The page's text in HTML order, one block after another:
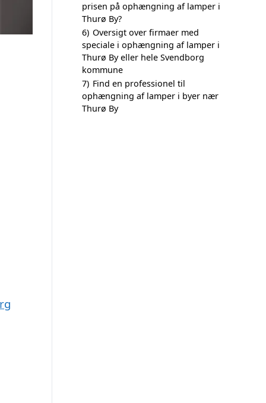
prisen på ophængning af lamper i
Thurø By?
6) Oversigt over firmaer med
speciale i ophængning af lamper i
Thurø By eller hele Svendborg
kommune
7) Find en professionel til
ophængning af lamper i byer nær
Thurø By